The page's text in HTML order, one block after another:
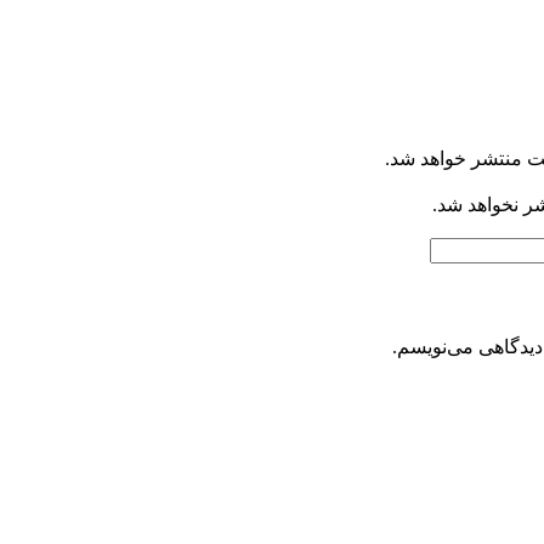
منتشر خواهد شد.
نخواهد شد.
دیدگاهی می‌نویسم.